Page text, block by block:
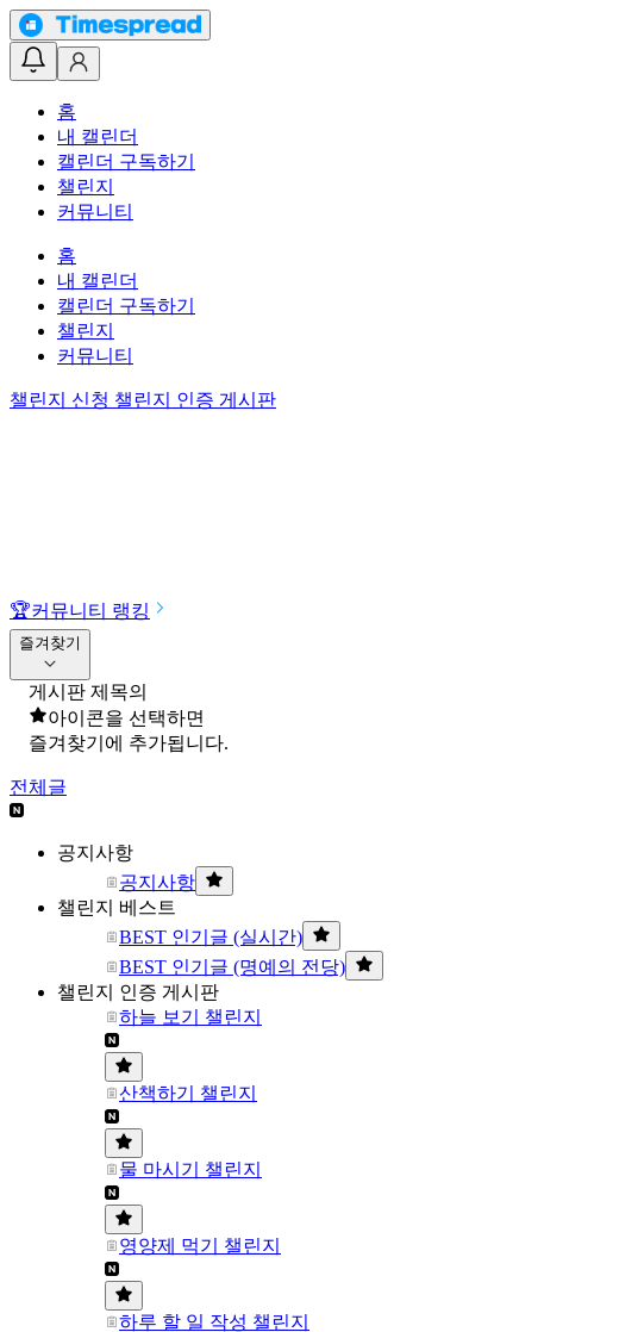
홈
내 캘린더
캘린더 구독하기
챌린지
커뮤니티
홈
내 캘린더
캘린더 구독하기
챌린지
커뮤니티
챌린지 신청 챌린지 인증 게시판
🏆커뮤니티 랭킹
즐겨찾기
게시판 제목의
아이콘을 선택하면
즐겨찾기에 추가됩니다.
전체글
공지사항
공지사항
챌린지 베스트
BEST 인기글 (실시간)
BEST 인기글 (명예의 전당)
챌린지 인증 게시판
하늘 보기 챌린지
산책하기 챌린지
물 마시기 챌린지
영양제 먹기 챌린지
하루 할 일 작성 챌린지